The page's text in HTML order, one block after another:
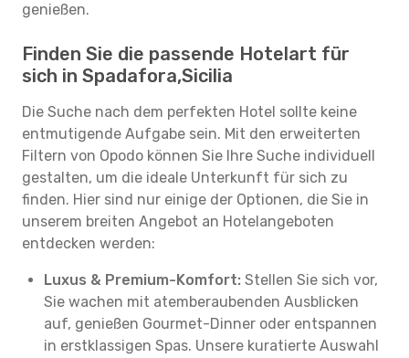
genießen.
Finden Sie die passende Hotelart für
sich in Spadafora,Sicilia
Die Suche nach dem perfekten Hotel sollte keine
entmutigende Aufgabe sein. Mit den erweiterten
Filtern von Opodo können Sie Ihre Suche individuell
gestalten, um die ideale Unterkunft für sich zu
finden. Hier sind nur einige der Optionen, die Sie in
unserem breiten Angebot an Hotelangeboten
entdecken werden:
Luxus & Premium-Komfort: Stellen Sie sich vor,
Sie wachen mit atemberaubenden Ausblicken
auf, genießen Gourmet-Dinner oder entspannen
in erstklassigen Spas. Unsere kuratierte Auswahl